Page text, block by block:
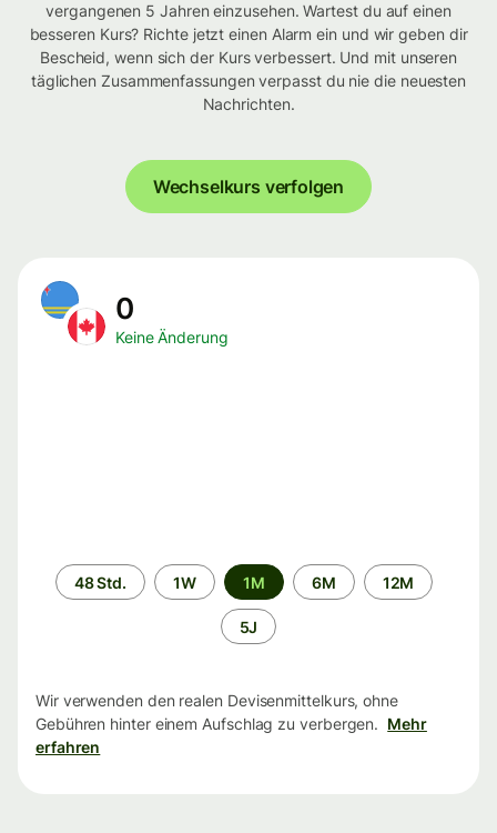
vergangenen 5 Jahren einzusehen. Wartest du auf einen
besseren Kurs? Richte jetzt einen Alarm ein und wir geben dir
Bescheid, wenn sich der Kurs verbessert. Und mit unseren
täglichen Zusammenfassungen verpasst du nie die neuesten
Nachrichten.
Wechselkurs verfolgen
0
Keine Änderung
Zeitraum
48 Std. 1W 1M 6M 12M
5J
Wir verwenden den realen Devisenmittelkurs, ohne
Gebühren hinter einem Aufschlag zu verbergen. Mehr
erfahren